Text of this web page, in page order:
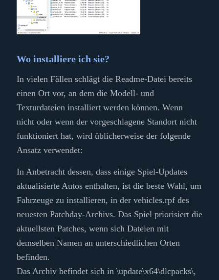
Wo installiere ich sie?
In vielen Fällen schlägt die Readme-Datei bereits
einen Ort vor, an dem die Modell- und
Texturdateien installiert werden können. Wenn
nicht oder wenn der vorgeschlagene Standort nicht
funktioniert hat, wird üblicherweise der folgende
Ansatz verwendet:
In Anbetracht dessen, dass einige Spiel-Updates
aktualisierte Autos enthalten, ist die beste Wahl, um
Fahrzeuge zu installieren, in der vehicles.rpf des
neuesten Patchday-Archivs. Das Spiel priorisiert die
aktuellsten Patches, wenn sich Dateien mit
demselben Namen an unterschiedlichen Orten
befinden.
Das Archiv befindet sich in \update\x64\dlcpacks\,